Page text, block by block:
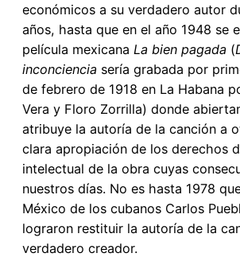
económicos a su verdadero autor
años, hasta que en el año 1948 se
película mexicana La bien pagada (
inconciencia sería grabada por
de febrero de 1918 en La Habana
Vera y Floro Zorrilla) donde
atribuye la autoría de la canción a
clara apropiación de los derechos
intelectual de la obra cuyas
nuestros días. No es hasta 1978
México de los cubanos Carlos
lograron restituir la autoría de la
verdadero creador.